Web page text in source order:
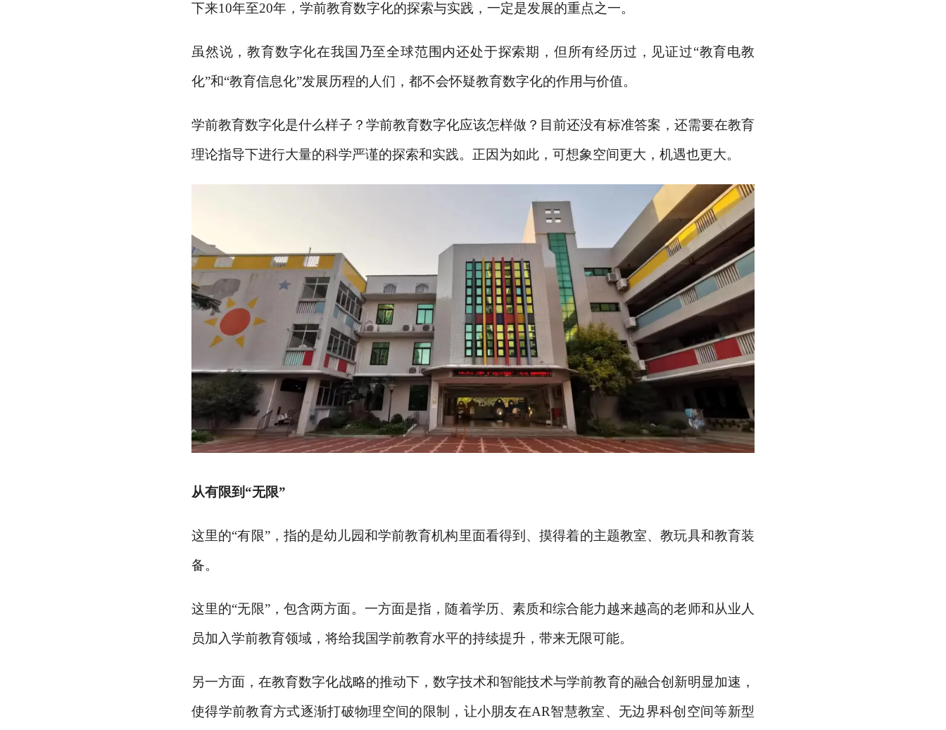
下来10年至20年，学前教育数字化的探索与实践，一定是发展的重点之一。
虽然说，教育数字化在我国乃至全球范围内还处于探索期，但所有经历过，见证过“教育电教
化”和“教育信息化”发展历程的人们，都不会怀疑教育数字化的作用与价值。
学前教育数字化是什么样子？学前教育数字化应该怎样做？目前还没有标准答案，还需要在教育
理论指导下进行大量的科学严谨的探索和实践。正因为如此，可想象空间更大，机遇也更大。
从有限到 “无限”
这里的“有限”，指的是幼儿园和学前教育机构里面看得到、摸得着的主题教室、教玩具和教育装
备。
这里的“无限”，包含两方面。一方面是指，随着学历、素质和综合能力越来越高的老师和从业人
员加入学前教育领域，将给我国学前教育水平的持续提升，带来无限可能。
另一方面，在教育数字化战略的推动下，数字技术和智能技术与学前教育的融合创新明显加速，
使得学前教育方式逐渐打破物理空间的限制，让小朋友在AR智慧教室、无边界科创空间等新型